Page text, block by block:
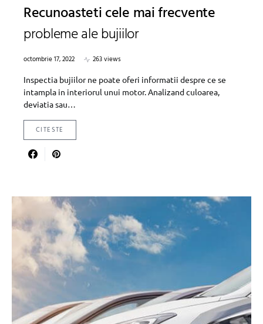
Recunoasteti cele mai frecvente
probleme ale bujiilor
octombrie 17, 2022
263 views
Inspectia bujiilor ne poate oferi informatii despre ce se
intampla in interiorul unui motor. Analizand culoarea,
deviatia sau…
CITESTE